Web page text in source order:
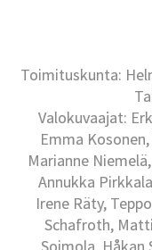
Toimituskunta:
Valokuvaajat:
Emma
Marianne
Annukka
Irene Räty,
Schafroth,